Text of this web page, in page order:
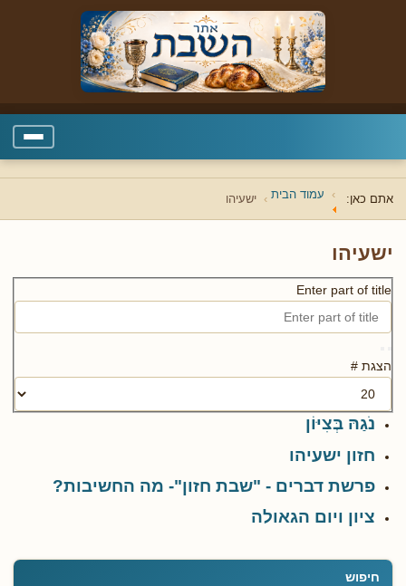
אתם כאן: עמוד הבית ישעיהו
חיפוש
ישעיהו
Enter part of title
הצגת #
נֹגַהּ בְּצִיּוֹן
חזון ישעיהו
פרשת דברים - "שבת חזון"- מה החשיבות?
ציון ויום הגאולה